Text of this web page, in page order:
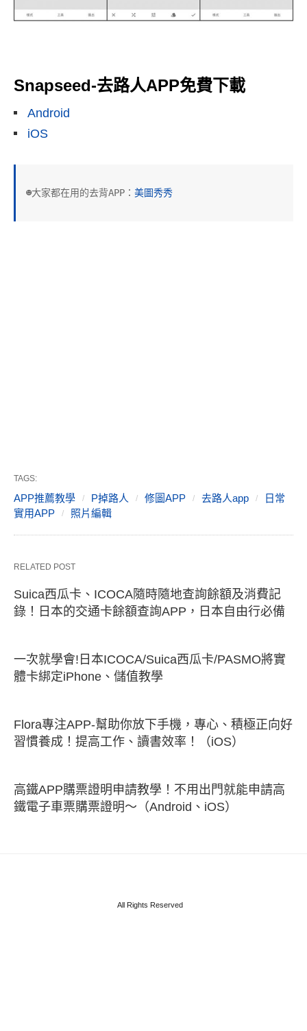
Snapseed-去路人APP免費下載
Android
iOS
☻大家都在用的去背APP： 美圖秀秀
TAGS:
APP推薦教學 P掉路人 修圖APP 去路人app
日常
實用APP
照片編輯
RELATED POST
Suica西瓜卡、ICOCA隨時隨地查詢餘額及消費記
錄！日本的交通卡餘額查詢APP，日本自由行必備
一次就學會!日本ICOCA/Suica西瓜卡/PASMO將實
體卡綁定iPhone、儲值教學
Flora專注APP-幫助你放下手機，專心、積極正向好
習慣養成！提高工作、讀書效率！（iOS）
高鐵APP購票證明申請教學！不用出門就能申請高
鐵電子車票購票證明～（Android、iOS）
All Rights Reserved